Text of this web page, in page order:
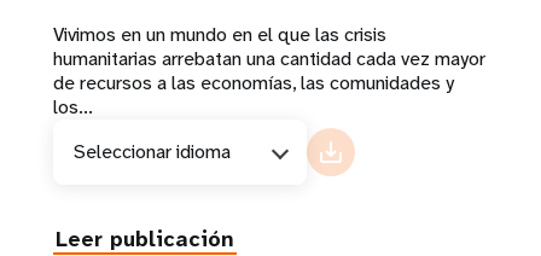
Vivimos en un mundo en el que las crisis
humanitarias arrebatan una cantidad cada vez mayor
de recursos a las economías, las comunidades y
los...
Seleccionar idioma
Leer publicación